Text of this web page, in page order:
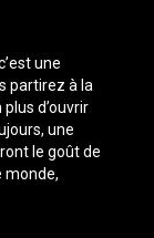
une
partirez à la
d’ouvrir
une
le goût de
monde,